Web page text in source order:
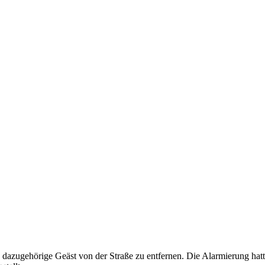
Geäst von der Straße zu entfernen. Die Alarmierung